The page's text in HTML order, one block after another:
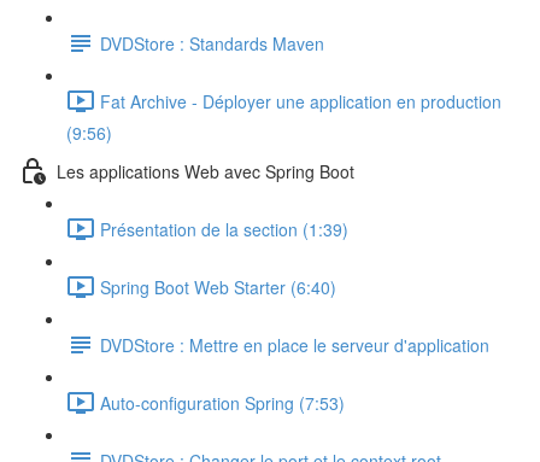
DVDStore : Standards Maven
Fat Archive - Déployer une application en production
(9:56)
Les applications Web avec Spring Boot
Présentation de la section (1:39)
Spring Boot Web Starter (6:40)
DVDStore : Mettre en place le serveur d'application
Auto-configuration Spring (7:53)